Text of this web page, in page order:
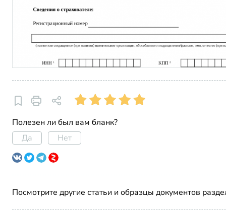
Полезен ли был вам бланк?
Да
Нет
Посмотрите другие статьи и образцы документов